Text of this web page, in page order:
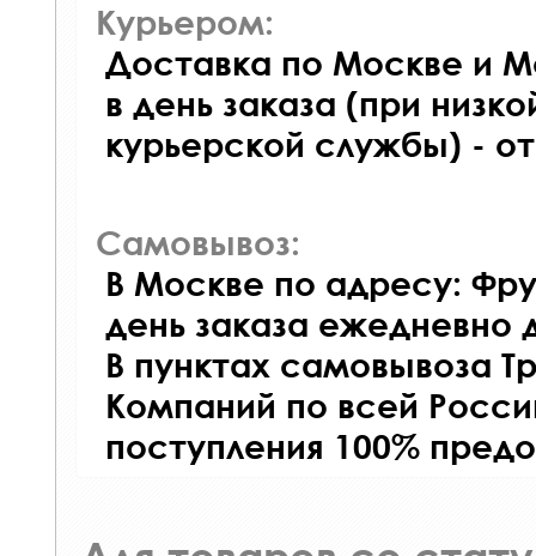
Курьером:
Доставка по Москве и
в день заказа (при
курьерской службы) -
Самовывоз:
В Москве по адресу:
день заказа ежедневно
В пунктах самовывоза
Компаний по всей
поступления 100%